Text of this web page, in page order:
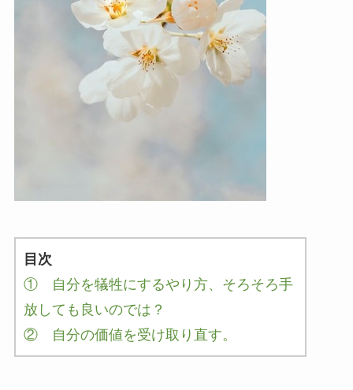
目次
① 自分を犠牲にするやり方、そろそろ手
放しても良いのでは？
② 自分の価値を受け取り直す。